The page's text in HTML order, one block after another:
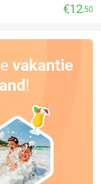
€12,50
vakantie
!